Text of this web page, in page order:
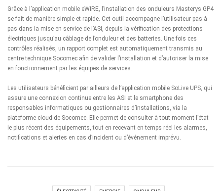
Grâce à l’application mobile eWIRE, l’installation des onduleurs Masterys GP4
se fait de manière simple et rapide. Cet outil accompagne l’utilisateur pas à
pas dans la mise en service de l’ASI, depuis la vérification des protections
électriques jusqu’au câblage de l’onduleur et des batteries. Une fois ces
contrôles réalisés, un rapport complet est automatiquement transmis au
centre technique Socomec afin de valider l’installation et d’autoriser la mise
en fonctionnement par les équipes de services.
Les utilisateurs bénéficient par ailleurs de l’application mobile SoLive UPS, qui
assure une connexion continue entre les ASI et le smartphone des
responsables informatiques ou gestionnaires d’installations, via la
plateforme cloud de Socomec. Elle permet de consulter à tout moment l’état
le plus récent des équipements, tout en recevant en temps réel les alarmes,
notifications et alertes en cas d’incident ou d’événement imprévu.